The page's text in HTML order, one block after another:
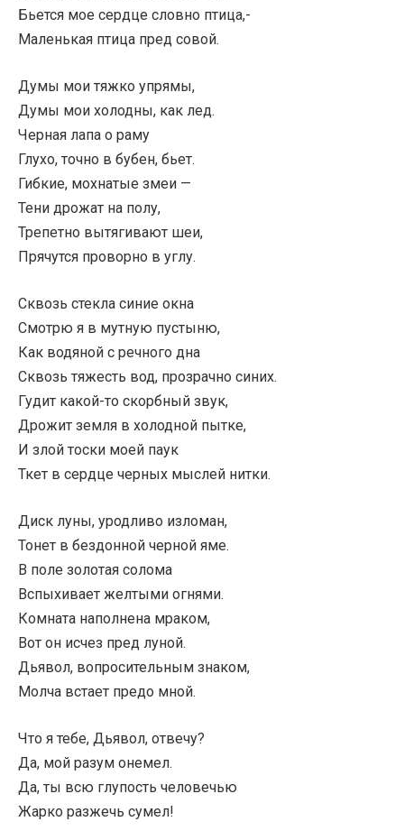
Бьется мое сердце словно птица,-
Маленькая птица пред совой.
Думы мои тяжко упрямы,
Думы мои холодны, как лед.
Черная лапа о раму
Глухо, точно в бубен, бьет.
Гибкие, мохнатые змеи —
Тени дрожат на полу,
Трепетно вытягивают шеи,
Прячутся проворно в углу.
Сквозь стекла синие окна
Смотрю я в мутную пустыню,
Как водяной с речного дна
Сквозь тяжесть вод, прозрачно синих.
Гудит какой-то скорбный звук,
Дрожит земля в холодной пытке,
И злой тоски моей паук
Ткет в сердце черных мыслей нитки.
Диск луны, уродливо изломан,
Тонет в бездонной черной яме.
В поле золотая солома
Вспыхивает желтыми огнями.
Комната наполнена мраком,
Вот он исчез пред луной.
Дьявол, вопросительным знаком,
Молча встает предо мной.
Что я тебе, Дьявол, отвечу?
Да, мой разум онемел.
Да, ты всю глупость человечью
Жарко разжечь сумел!